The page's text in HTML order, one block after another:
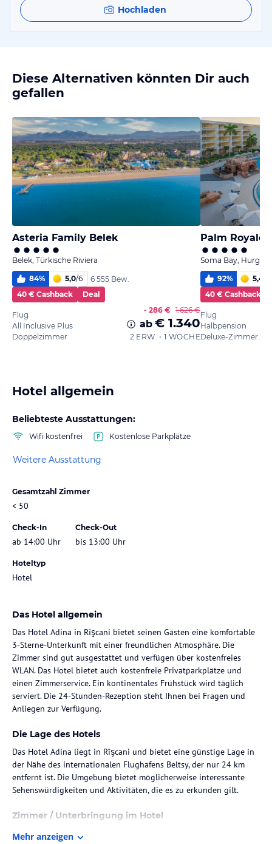
Hochladen
Diese Alternativen könnten Dir auch
gefallen
Asteria Family Belek
Belek, Türkische Riviera
84% 5,0/6
6 555 Bew.
40 € Cashback
Deal
Flug
All Inclusive Plus
Doppelzimmer
- 286 € 1.626 €
ab € 1.340
2 ERW. • 1 WOCHE
Palm Royale
Soma Bay,
92% 5,4
40 € Cashback
Flug
Halbpension
Hotel allgemein
Beliebteste Ausstattungen:
Wifi kostenfrei Kostenlose Parkplätze
Weitere Ausstattung
Gesamtzahl Zimmer
< 50
Check-In
ab 14:00 Uhr
Check-Out
bis 13:00 Uhr
Hoteltyp
Hotel
Das Hotel allgemein
Das Hotel Adina in Rîşcani bietet seinen Gästen eine komfortable
3-Sterne-Unterkunft mit einer freundlichen Atmosphäre. Die
Zimmer sind gut ausgestattet und verfügen über kostenfreies
WLAN. Das Hotel bietet auch kostenfreie Privatparkplätze und
einen Zimmerservice. Ein kontinentales Frühstück wird täglich
serviert. Die 24-Stunden-Rezeption steht Ihnen bei Fragen und
Anliegen zur Verfügung.
Die Lage des Hotels
Das Hotel Adina liegt in Rîşcani und bietet eine günstige Lage in
der Nähe des internationalen Flughafens Beltsy, der nur 24 km
entfernt ist. Die Umgebung bietet möglicherweise interessante
Sehenswürdigkeiten und Aktivitäten, die es zu erkunden gilt.
Zimmer / Unterbringung im Hotel
Die Zimmer im Hotel Adina sind komfortabel und bieten
Mehr anzeigen